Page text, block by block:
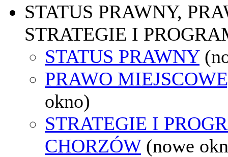
STATUS PRAWNY,
STRATEGIE I
STATUS PRAWNY
PRAWO
okno)
STRATEGIE I
CHORZÓW (nowe